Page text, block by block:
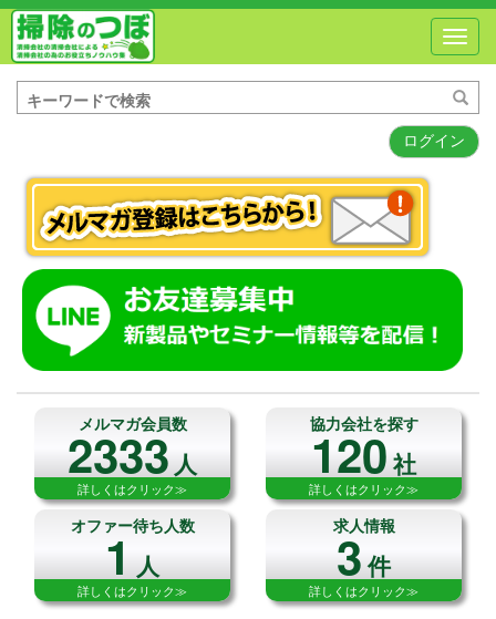
ログイン
メルマガ会員数
2333人
詳しくはクリック≫
協力会社を探す
120社
詳しくはクリック≫
オファー待ち人数
1人
詳しくはクリック≫
求人情報
3件
詳しくはクリック≫